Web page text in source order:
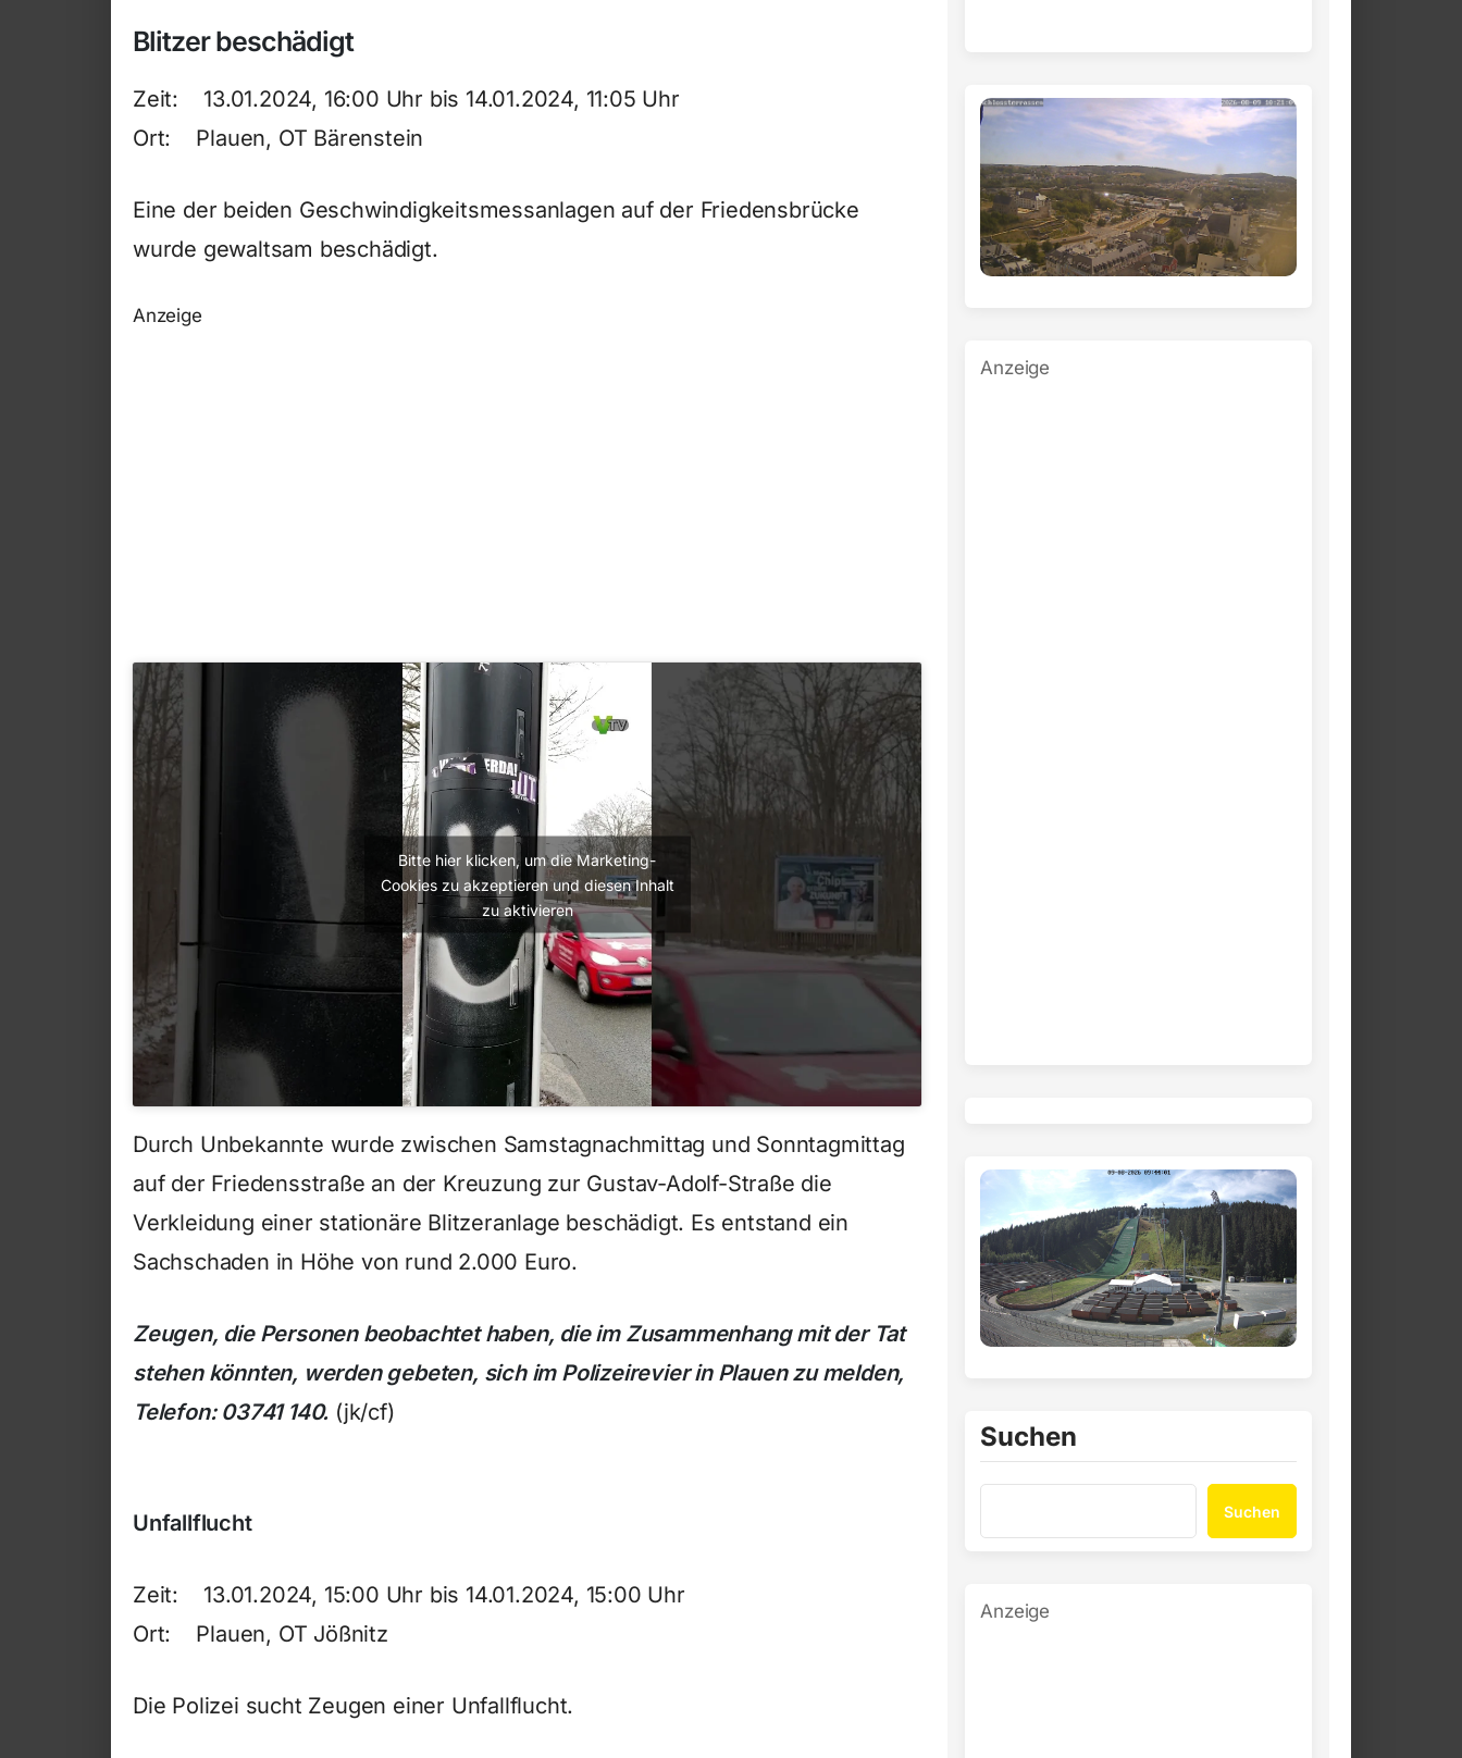
Blitzer beschädigt
Zeit: 13.01.2024, 16:00 Uhr bis 14.01.2024, 11:05 Uhr
Ort: Plauen, OT Bärenstein
Eine der beiden Geschwindigkeitsmessanlagen auf der Friedensbrücke
wurde gewaltsam beschädigt.
Anzeige
Bitte hier klicken, um die Marketing-
Cookies zu akzeptieren und diesen Inhalt
zu aktivieren
Durch Unbekannte wurde zwischen Samstagnachmittag und Sonntagmittag
auf der Friedensstraße an der Kreuzung zur Gustav-Adolf-Straße die
Verkleidung einer stationäre Blitzeranlage beschädigt. Es entstand ein
Sachschaden in Höhe von rund 2.000 Euro.
Zeugen, die Personen beobachtet haben, die im Zusammenhang mit der Tat
stehen könnten, werden gebeten, sich im Polizeirevier in Plauen zu melden,
Telefon: 03741 140. (jk/cf)
Unfallflucht
Zeit: 13.01.2024, 15:00 Uhr bis 14.01.2024, 15:00 Uhr
Ort: Plauen, OT Jößnitz
Die Polizei sucht Zeugen einer Unfallflucht.
Anzeige
Suchen
Suchen
Anzeige